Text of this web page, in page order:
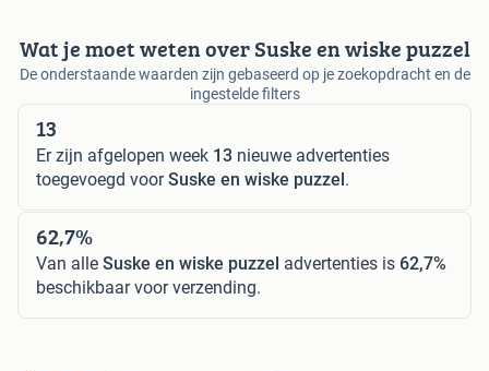
Wat je moet weten over Suske en wiske puzzel
De onderstaande waarden zijn gebaseerd op je zoekopdracht en de
ingestelde filters
13
Er zijn afgelopen week 13 nieuwe advertenties
toegevoegd voorSuske en wiske puzzel .
62,7%
Van alle Suske en wiske puzzel advertenties is 62,7%
beschikbaar voor verzending.